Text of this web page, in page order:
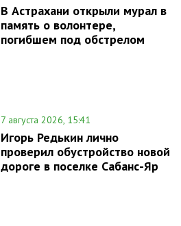
В Астрахани открыли мурал в
память о волонтере,
погибшем под обстрелом
7 августа 2026, 15:41
Игорь Редькин лично
проверил обустройство новой
дороге в поселке Сабанс-Яр